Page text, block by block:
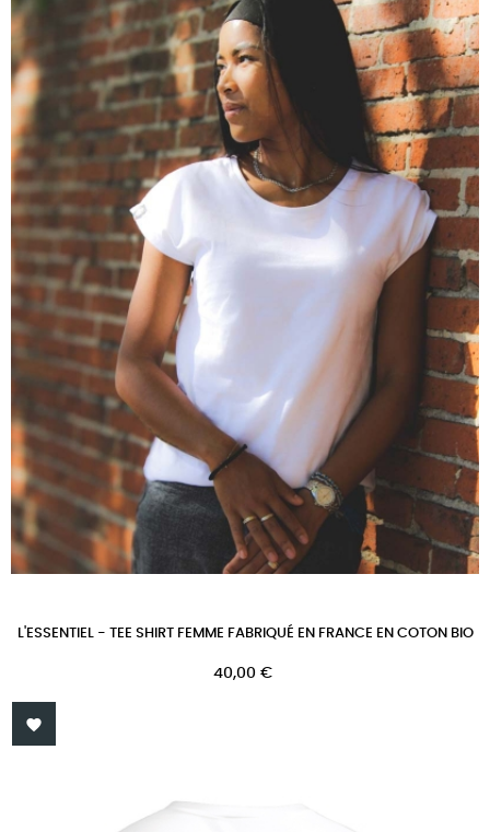
L'ESSENTIEL - TEE SHIRT FEMME FABRIQUÉ EN FRANCE EN COTON BIO
Prix
40,00 €
